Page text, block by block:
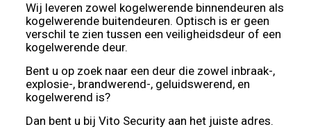
Wij leveren zowel kogelwerende binnendeuren als
kogelwerende buitendeuren. Optisch is er geen
verschil te zien tussen een veiligheidsdeur of een
kogelwerende deur.
Bent u op zoek naar een deur die zowel inbraak-,
explosie-, brandwerend-, geluidswerend, en
kogelwerend is?
Dan bent u bij Vito Security aan het juiste adres.